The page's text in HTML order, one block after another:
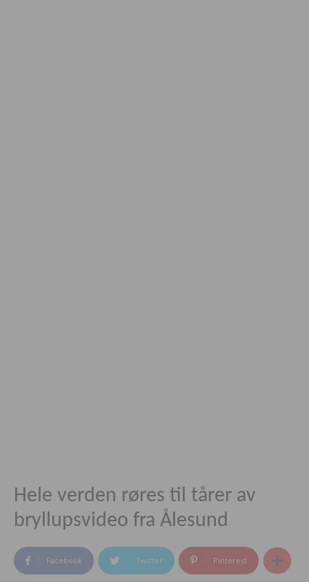
Hele verden røres til tårer av
bryllupsvideo fra Ålesund
Facebook Twitter Pinterest